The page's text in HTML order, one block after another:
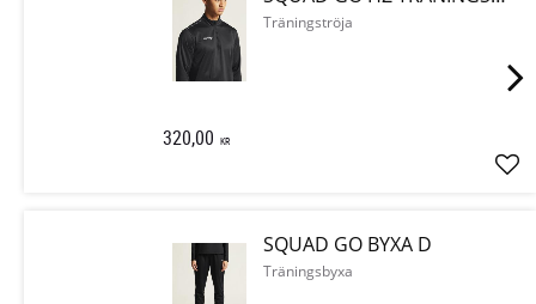
Träningströja
320,00 KR
SQUAD GO BYXA D
Träningsbyxa